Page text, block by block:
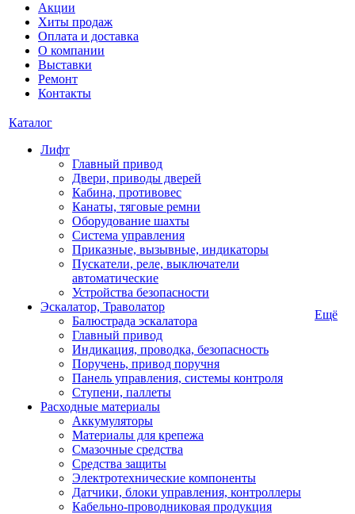
Акции
Хиты продаж
Оплата и доставка
О компании
Выставки
Ремонт
Контакты
Каталог
Лифт
Главный привод
Двери, приводы дверей
Кабина, противовес
Канаты, тяговые ремни
Оборудование шахты
Система управления
Приказные, вызывные, индикаторы
Пускатели, реле, выключатели
автоматические
Устройства безопасности
Эскалатор, Траволатор
Балюстрада эскалатора
Главный привод
Индикация, проводка, безопасность
Поручень, привод поручня
Панель управления, системы контроля
Ступени, паллеты
Расходные материалы
Аккумуляторы
Материалы для крепежа
Смазочные средства
Средства защиты
Электротехнические компоненты
Датчики, блоки управления, контроллеры
Кабельно-проводниковая продукция
Ещё